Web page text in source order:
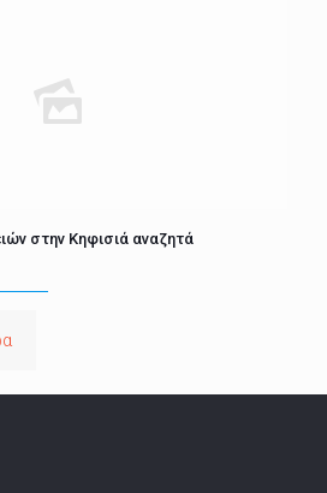
στην Κηφισιά αναζητά